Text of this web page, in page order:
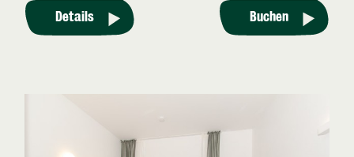
Details Buchen